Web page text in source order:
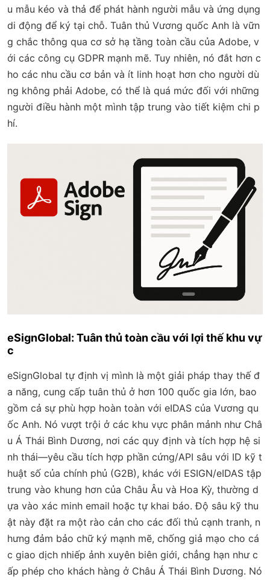
u mẫu kéo và thả để phát hành người mẫu và ứng dụng
di động để ký tại chỗ. Tuân thủ Vương quốc Anh là vữn
g chắc thông qua cơ sở hạ tầng toàn cầu của Adobe, v
ới các công cụ GDPR mạnh mẽ. Tuy nhiên, nó đắt hơn c
ho các nhu cầu cơ bản và ít linh hoạt hơn cho người dù
ng không phải Adobe, có thể là quá mức đối với những
người điều hành một mình tập trung vào tiết kiệm chi p
hí.
eSignGlobal: Tuân thủ toàn cầu với lợi thế khu vự
c
eSignGlobal tự định vị mình là một giải pháp thay thế đ
a năng, cung cấp tuân thủ ở hơn 100 quốc gia lớn, bao
gồm cả sự phù hợp hoàn toàn với eIDAS của Vương qu
ốc Anh. Nó vượt trội ở các khu vực phân mảnh như Châ
u Á Thái Bình Dương, nơi các quy định và tích hợp hệ si
nh thái—yêu cầu tích hợp phần cứng/API sâu với ID kỹ t
huật số của chính phủ (G2B), khác với ESIGN/eIDAS tập
trung vào khung hơn của Châu Âu và Hoa Kỳ, thường d
ựa vào xác minh email hoặc tự khai báo. Độ sâu kỹ thu
ật này đặt ra một rào cản cho các đối thủ cạnh tranh, n
hưng đảm bảo chữ ký mạnh mẽ, chống giả mạo cho cá
c giao dịch nhiếp ảnh xuyên biên giới, chẳng hạn như c
ấp phép cho khách hàng ở Châu Á Thái Bình Dương. Nó